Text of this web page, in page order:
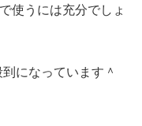
使うには充分でしょ
になっています＾